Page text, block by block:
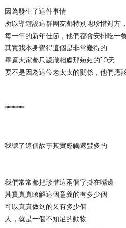
因為發生了這件事情
所以導遊說這群團友都特別地珍惜對方
每一年的新年佳節，他們都會安排吃一
其實我本身覺得這個是非常難得的
畢竟大家都只認識相處那短短的10天
要不是因為這位老太太的關係，他們應
********
我聽了這個故事其實感觸還蠻多的
我們常常都把珍惜這兩個字掛在嘴邊
其實真真瞭解這個意義的有多少個
可以真真做到的又有多少個
人，就是一個不知足的動物